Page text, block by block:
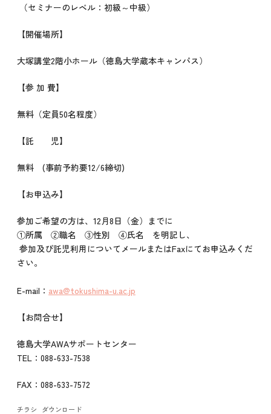
（セミナーのレベル：初級～中級）
【開催場所】
大塚講堂2階小ホール（徳島大学蔵本キャンパス）
【参 加 費】
無料（定員50名程度）
【託 児】
無料 (事前予約要12/6締切)
【お申込み】
参加ご希望の方は、12月8日（金）までに
①所属 ②職名 ③性別 ④氏名 を明記し、
参加及び託児利用についてメールまたはFaxにてお申込みくだ
さい。
E-mail： awa@tokushima-u.ac.jp
【お問合せ】
徳島大学AWAサポートセンター
TEL：088-633-7538
FAX：088-633-7572
チラシ ダウンロード